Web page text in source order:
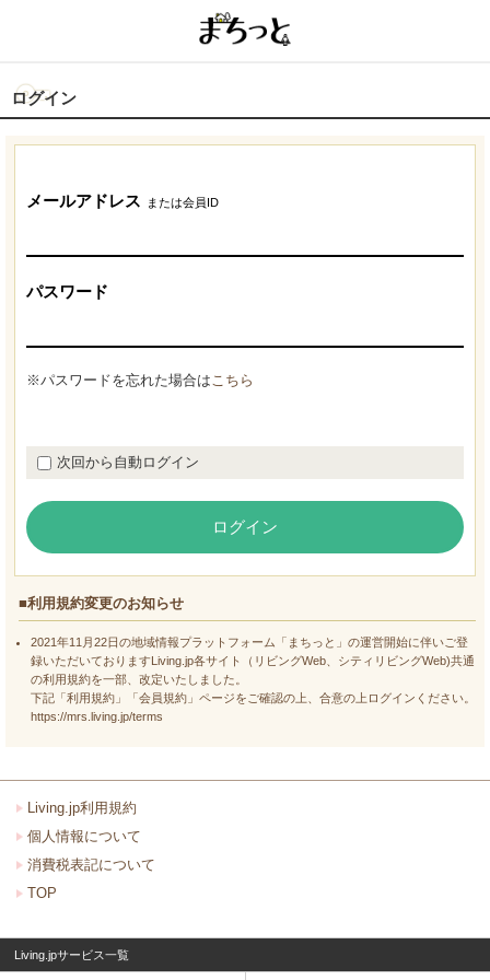
ログイン
メールアドレス または会員ID
パスワード
※パスワードを忘れた場合はこちら
次回から自動ログイン
ログイン
■利用規約変更のお知らせ
2021年11月22日の地域情報プラットフォーム「まちっと」の運営開始に伴いご登
録いただいておりますLiving.jp各サイト（リビングWeb、シティリビングWeb)共通
の利用規約を一部、改定いたしました。
下記「利用規約」「会員規約」ページをご確認の上、合意の上ログインください。
https://mrs.living.jp/terms
Living.jp利用規約
個人情報について
消費税表記について
TOP
Living.jpサービス一覧